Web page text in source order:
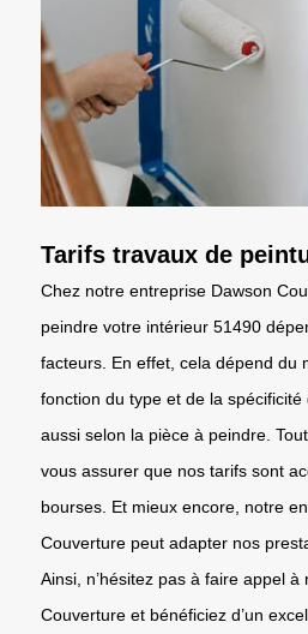
Tarifs travaux de
Chez notre entreprise Dawson
peindre votre intérieur 51490
facteurs. En effet, cela dépend du
fonction du type et de la
aussi selon la pièce à peindre.
vous assurer que nos tarifs sont
bourses. Et mieux encore, notre
Couverture peut adapter nos
Ainsi, n’hésitez pas à faire appel
Couverture et bénéficiez d’un